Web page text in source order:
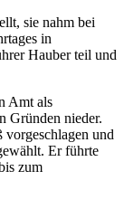
sie nahm bei
in
Hauber teil und
Amt als
Gründen nieder.
und
Er führte
zum